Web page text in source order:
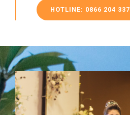
HOTLINE: 0866 204 337